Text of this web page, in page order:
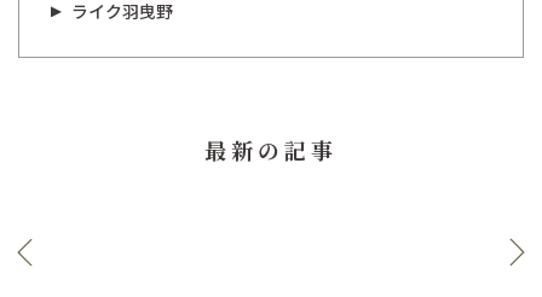
ライク羽曳野
最新の記事